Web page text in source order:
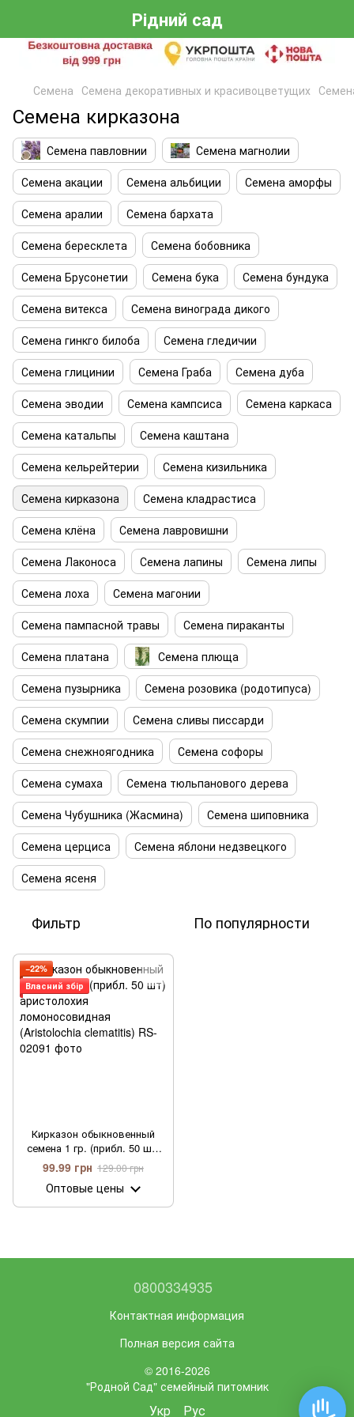
Рідний сад
Семена Семена декоративных и красивоцветущих
Семена кирказона
Семена павловнии
Семена магнолии
Семена акации
Семена альбиции
Семена аморфы
Семена аралии
Семена бархата
Семена бересклета
Семена бобовника
Семена Брусонетии
Семена бука
Семена бундука
Семена витекса
Семена винограда дикого
Семена гинкго билоба
Семена гледичии
Семена глицинии
Семена Граба
Семена дуба
Семена эводии
Семена кампсиса
Семена каркаса
Семена катальпы
Семена каштана
Семена кельрейтерии
Семена кизильника
Семена кирказона
Семена кладрастиса
Семена клёна
Семена лавровишни
Семена Лаконоса
Семена лапины
Семена липы
Семена лоха
Семена магонии
Семена пампасной травы
Семена пираканты
Семена платана
Семена плюща
Семена пузырника
Семена розовика (родотипуса)
Семена скумпии
Семена сливы писсарди
Семена снежноягодника
Семена софоры
Семена сумаха
Семена тюльпанового дерева
Семена Чубушника (Жасмина)
Семена шиповника
Семена церциса
Семена яблони недзвецкого
Семена ясеня
Фильтр По популярности
−22%
Власний збір
Кирказон обыкновенный
семена 1 гр. (прибл. 50 шт)
аристолохия
ломоносовидная (Aristolochia
clematitis)
99.99 грн 129.00 грн
Оптовые цены
0800334935
Контактная информация
Полная версия сайта
© 2016-2026
"Родной Сад" семейный питомник
Укр Рус